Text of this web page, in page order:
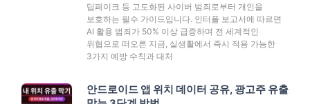
딥페이크 등 고도화된 사이버 범죄로부터 개인을
보호하는 필수 가이드입니다. 인터폴 보고서에 따르면
AI 활용 범죄가 50% 이상 급증하며 전 세계적인
위협으로 떠오른 지금, 실생활에서 즉시 적용 가능한
3가지 예방 수칙과 대처
안드로이드 앱 위치 데이터 공유, 광고주 유출